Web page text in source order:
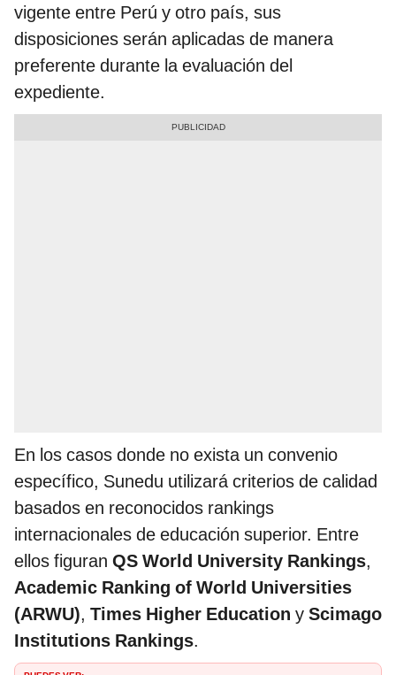
vigente entre Perú y otro país, sus
disposiciones serán aplicadas de manera
preferente durante la evaluación del
expediente.
En los casos donde no exista un convenio
específico, Sunedu utilizará criterios de calidad
basados en reconocidos rankings
internacionales de educación superior. Entre
ellos figuran QS World University Rankings,
Academic Ranking of World Universities
(ARWU), Times Higher Education y Scimago
Institutions Rankings.